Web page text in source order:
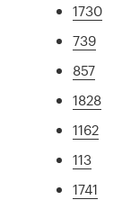
1730
739
857
1828
1162
113
1741